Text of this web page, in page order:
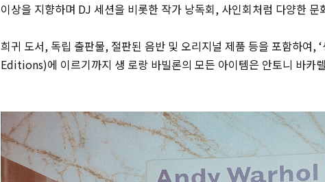
이상을 지향하며 DJ 세션을 비롯한 작가 낭독회, 사인회처럼 다양한 문
희귀 도서, 독립 출판물, 절판된 음반 및 오리지널 제품 등을 포함하여,
Editions)에 이르기까지 생 로랑 바빌론의 모든 아이템은 안토니 바카